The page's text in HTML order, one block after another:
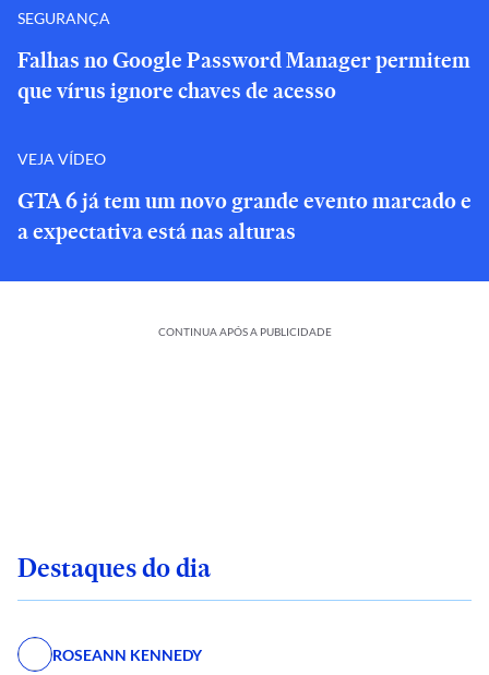
SEGURANÇA
Falhas no Google Password Manager permitem
que vírus ignore chaves de acesso
VEJA VÍDEO
GTA 6 já tem um novo grande evento marcado e
a expectativa está nas alturas
CONTINUA APÓS A PUBLICIDADE
Destaques do dia
ROSEANN KENNEDY